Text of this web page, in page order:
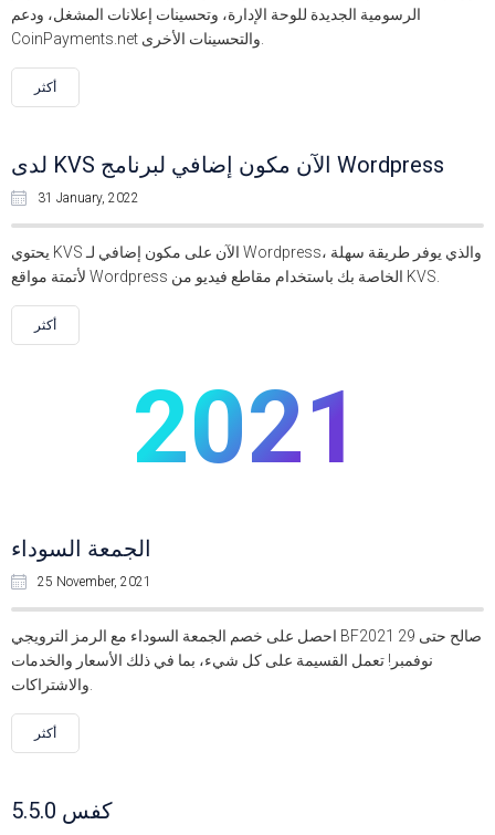
الرسومية الجديدة للوحة الإدارة، وتحسينات إعلانات المشغل، ودعم
أكثر
لدى KVS الآن مكون إضافي لبرنامج Wordpress
31 January, 2022
يحتوي KVS الآن على مكون إضافي لـ Wordpress، والذي يوفر طريقة سهلة
لأتمتة مواقع Wordpress الخاصة بك باستخدام مقاطع فيديو من KVS.
أكثر
2021
الجمعة السوداء
25 November, 2021
احصل على خصم الجمعة السوداء مع الرمز الترويجي BF2021 صالح حتى 29
نوفمبر! تعمل القسيمة على كل شيء، بما في ذلك الأسعار والخدمات
أكثر
كفس 5.5.0